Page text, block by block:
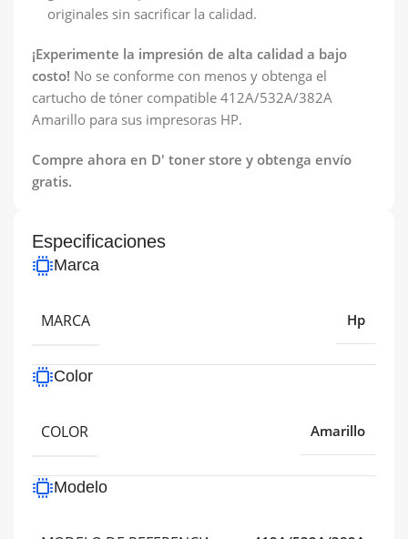
originales sin sacrificar la calidad.
¡Experimente la impresión de alta calidad a bajo
costo! No se conforme con menos y obtenga el
cartucho de tóner compatible 412A/532A/382A
Amarillo para sus impresoras HP.
Compre ahora en D' toner store y obtenga envío
gratis.
Especificaciones
Marca
MARCA Hp
Color
COLOR Amarillo
Modelo